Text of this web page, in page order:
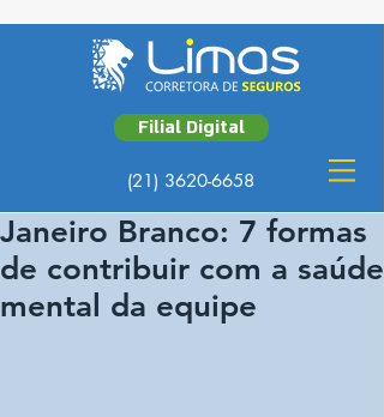
Filial Digital
(21) 3620-6658
Janeiro Branco: 7 formas
de contribuir com a saúde
mental da equipe